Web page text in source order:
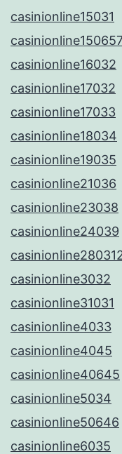
casinionline15031
casinionline16032
casinionline17032
casinionline17033
casinionline18034
casinionline19035
casinionline21036
casinionline23038
casinionline24039
casinionline3032
casinionline31031
casinionline4033
casinionline4045
casinionline40645
casinionline5034
casinionline50646
casinionline6035